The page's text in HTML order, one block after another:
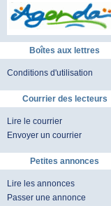
Boîtes aux lettres
Conditions d'utilisation
Courrier des lecteurs
Lire le courrier
Envoyer un courrier
Petites annonces
Lire les annonces
Passer une annonce